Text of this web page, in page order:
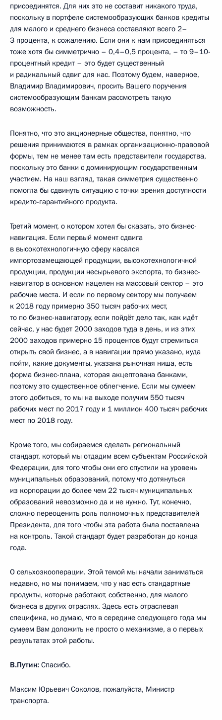
присоединятся. Для них это не составит никакого труда,
поскольку в портфеле системообразующих банков кредиты
для малого и среднего бизнеса составляют всего 2–
3 процента, к сожалению. Если они к нам присоединяться
тоже хотя бы симметрично – 0,4–0,5 процента, – то 9–10-
процентный кредит – это будет существенный
и радикальный сдвиг для нас. Поэтому будем, наверное,
Владимир Владимирович, просить Вашего поручения
системообразующим банкам рассмотреть такую
возможность.
Понятно, что это акционерные общества, понятно, что
решения принимаются в рамках организационно-правовой
формы, тем не менее там есть представители государства,
поскольку это банки с доминирующим государственным
участием. На наш взгляд, такая симметрия существенно
помогла бы сдвинуть ситуацию с точки зрения доступности
кредито-гарантийного продукта.
Третий момент, о котором хотел бы сказать, это бизнес-
навигация. Если первый момент сдвига
в высокотехнологичную сферу касался
импортозамещающей продукции, высокотехнологичной
продукции, продукции несырьевого экспорта, то бизнес-
навигатор в основном нацелен на массовый сектор – это
рабочие места. И если по первому сектору мы получаем
к 2018 году примерно 350 тысяч рабочих мест,
то по бизнес-навигатору, если пойдёт дело так, как идёт
сейчас, у нас будет 2000 заходов туда в день, и из этих
2000 заходов примерно 15 процентов будут стремиться
открыть свой бизнес, а в навигации прямо указано, куда
пойти, какие документы, указана рыночная ниша, есть
форма бизнес-плана, которая акцептована банками,
поэтому это существенное облегчение. Если мы сумеем
этого добиться, то мы на выходе получим 550 тысяч
рабочих мест по 2017 году и 1 миллион 400 тысяч рабочих
мест по 2018 году.
Кроме того, мы собираемся сделать региональный
стандарт, который мы отдадим всем субъектам Российской
Федерации, для того чтобы они его спустили на уровень
муниципальных образований, потому что дотянуться
из корпорации до более чем 22 тысяч муниципальных
образований невозможно да и не нужно. Тут, конечно,
сложно переоценить роль полномочных представителей
Президента, для того чтобы эта работа была поставлена
на контроль. Такой стандарт будет разработан до конца
года.
О сельхозкооперации. Этой темой мы начали заниматься
недавно, но мы понимаем, что у нас есть стандартные
продукты, которые работают, собственно, для малого
бизнеса в других отраслях. Здесь есть отраслевая
специфика, но думаю, что в середине следующего года мы
сумеем Вам доложить не просто о механизме, а о первых
результатах этой работы.
В.Путин: Спасибо.
Максим Юрьевич Соколов, пожалуйста, Министр
транспорта.